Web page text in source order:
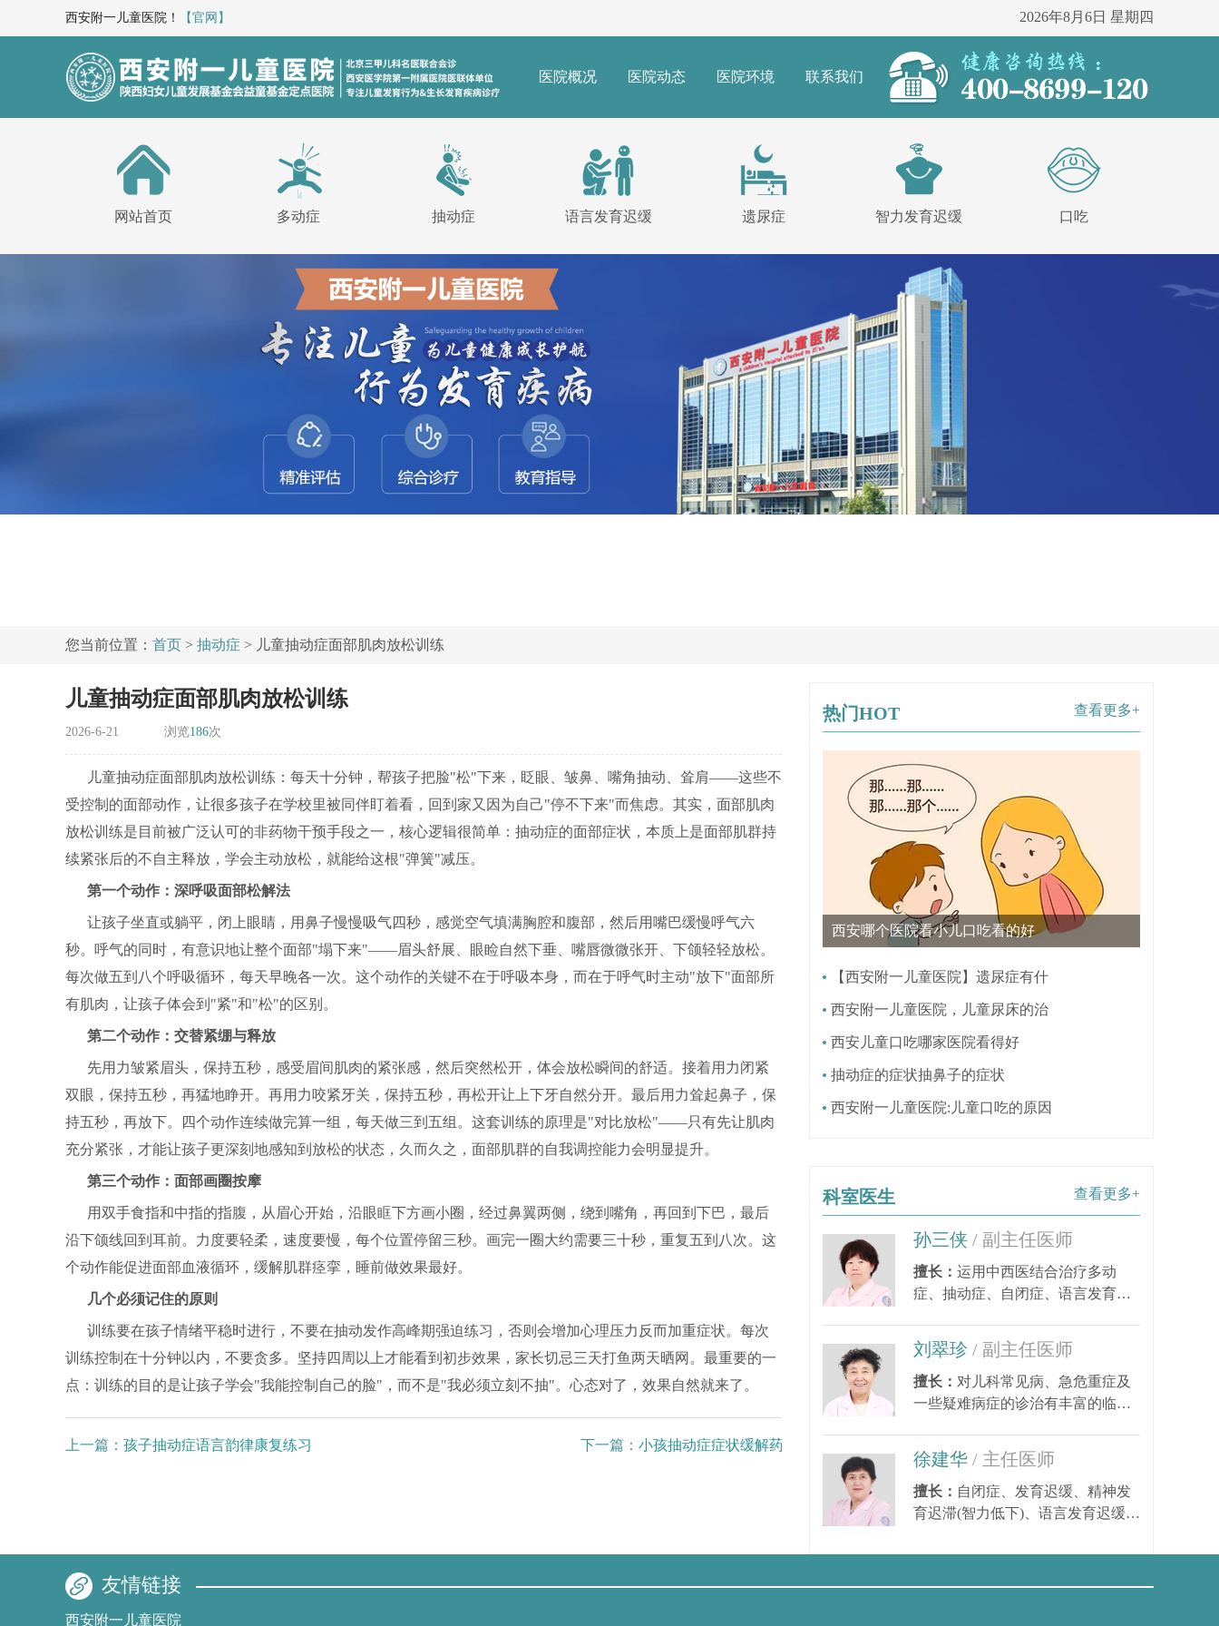
西安附一儿童医院！ 【官网】 2026年8月6日 星期四
医院概况 医院动态 医院环境 联系我们
网站首页 多动症 抽动症 语言发育迟缓 遗尿症 智力发育迟缓 口吃
您当前位置： 首页 > 抽动症 > 儿童抽动症面部肌肉放松训练
儿童抽动症面部肌肉放松训练
2026-6-21 浏览186次
儿童抽动症面部肌肉放松训练：每天十分钟，帮孩子把脸"松"下来，眨眼、皱鼻、嘴角抽动、耸肩——这些不
受控制的面部动作，让很多孩子在学校里被同伴盯着看，回到家又因为自己"停不下来"而焦虑。其实，面部肌肉
放松训练是目前被广泛认可的非药物干预手段之一，核心逻辑很简单：抽动症的面部症状，本质上是面部肌群持
续紧张后的不自主释放，学会主动放松，就能给这根"弹簧"减压。
第一个动作：深呼吸面部松解法
让孩子坐直或躺平，闭上眼睛，用鼻子慢慢吸气四秒，感觉空气填满胸腔和腹部，然后用嘴巴缓慢呼气六
秒。呼气的同时，有意识地让整个面部"塌下来"——眉头舒展、眼睑自然下垂、嘴唇微微张开、下颌轻轻放松。
每次做五到八个呼吸循环，每天早晚各一次。这个动作的关键不在于呼吸本身，而在于呼气时主动"放下"面部所
有肌肉，让孩子体会到"紧"和"松"的区别。
第二个动作：交替紧绷与释放
先用力皱紧眉头，保持五秒，感受眉间肌肉的紧张感，然后突然松开，体会放松瞬间的舒适。接着用力闭紧
双眼，保持五秒，再猛地睁开。再用力咬紧牙关，保持五秒，再松开让上下牙自然分开。最后用力耸起鼻子，保
持五秒，再放下。四个动作连续做完算一组，每天做三到五组。这套训练的原理是"对比放松"——只有先让肌肉
充分紧张，才能让孩子更深刻地感知到放松的状态，久而久之，面部肌群的自我调控能力会明显提升。
第三个动作：面部画圈按摩
用双手食指和中指的指腹，从眉心开始，沿眼眶下方画小圈，经过鼻翼两侧，绕到嘴角，再回到下巴，最后
沿下颌线回到耳前。力度要轻柔，速度要慢，每个位置停留三秒。画完一圈大约需要三十秒，重复五到八次。这
个动作能促进面部血液循环，缓解肌群痉挛，睡前做效果最好。
几个必须记住的原则
训练要在孩子情绪平稳时进行，不要在抽动发作高峰期强迫练习，否则会增加心理压力反而加重症状。每次
训练控制在十分钟以内，不要贪多。坚持四周以上才能看到初步效果，家长切忌三天打鱼两天晒网。最重要的一
点：训练的目的是让孩子学会"我能控制自己的脸"，而不是"我必须立刻不抽"。心态对了，效果自然就来了。
上一篇： 孩子抽动症语言韵律康复练习 下一篇： 小孩抽动症症状缓解药物选择
查看更多+
热门HOT
西安哪个医院看小儿口吃看的好
【西安附一儿童医院】遗尿症有什
西安附一儿童医院，儿童尿床的治
西安儿童口吃哪家医院看得好
抽动症的症状抽鼻子的症状
西安附一儿童医院:儿童口吃的原因
查看更多+
科室医生
孙三侠 / 副主任医师
擅长： 运用中西医结合治疗多动
症、抽动症、自闭症、语言发育迟
刘翠珍 / 副主任医师
擅长： 对儿科常见病、急危重症及
一些疑难病症的诊治有丰富的临床
徐建华 / 主任医师
擅长： 自闭症、发育迟缓、精神发
育迟滞(智力低下)、语言发育迟缓、
友情链接
西安附一儿童医院